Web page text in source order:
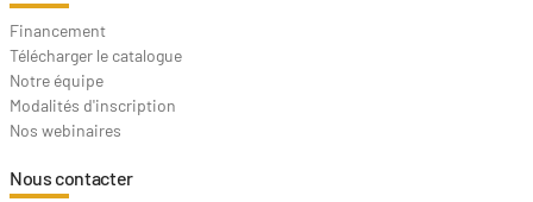
Financement
Télécharger le catalogue
Notre équipe
Modalités d'inscription
Nos webinaires
Nous contacter